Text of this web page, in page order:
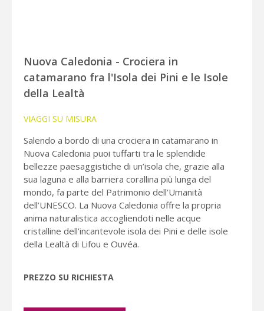
Nuova Caledonia - Crociera in
catamarano fra l'Isola dei Pini e le Isole
della Lealtà
VIAGGI SU MISURA
Salendo a bordo di una crociera in catamarano in
Nuova Caledonia puoi tuffarti tra le splendide
bellezze paesaggistiche di un’isola che, grazie alla
sua laguna e alla barriera corallina più lunga del
mondo, fa parte del Patrimonio dell’Umanità
dell’UNESCO. La Nuova Caledonia offre la propria
anima naturalistica accogliendoti nelle acque
cristalline dell’incantevole isola dei Pini e delle isole
della Lealtà di Lifou e Ouvéa.
PREZZO SU RICHIESTA